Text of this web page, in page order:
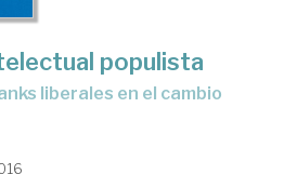
populista